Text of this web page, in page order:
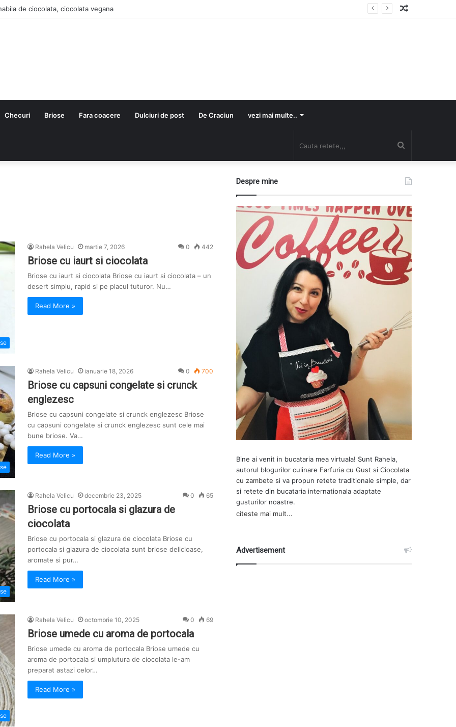
de ciocolata, ciocolata vegana
Checuri Briose Fara coacere Dulciuri de post De Craciun vezi mai multe..
retete,,,
Rahela Velicu martie 7, 2026 0 442
Briose cu iaurt si ciocolata
Briose cu iaurt si ciocolata Briose cu iaurt si ciocolata – un
desert simplu, rapid si pe placul tuturor. Nu…
Read More »
Rahela Velicu ianuarie 18, 2026 0 700
Briose cu capsuni congelate si crunck
englezesc
Briose cu capsuni congelate si crunck englezesc Briose
cu capsuni congelate si crunck englezesc sunt cele mai
bune briose. Va…
Read More »
Rahela Velicu decembrie 23, 2025 0 65
Briose cu portocala si glazura de
ciocolata
Briose cu portocala si glazura de ciocolata Briose cu
portocala si glazura de ciocolata sunt briose delicioase,
aromate si pur…
Read More »
Rahela Velicu octombrie 10, 2025 0 69
Briose umede cu aroma de portocala
Briose umede cu aroma de portocala Briose umede cu
aroma de portocala si umplutura de ciocolata le-am
preparat astazi celor…
Read More »
Despre mine
Bine ai venit in bucataria mea virtuala! Sunt Rahela,
autorul blogurilor culinare Farfuria cu Gust siCiocolata
cu zambete si va propun retete traditionale simple, dar
si retete din bucataria internationala adaptate
gusturilor noastre.
citeste mai mult...
Advertisement